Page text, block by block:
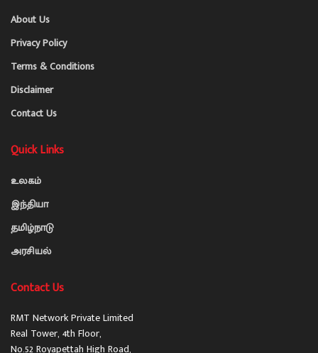
About Us
Privacy Policy
Terms & Conditions
Disclaimer
Contact Us
Quick Links
உலகம்
இந்தியா
தமிழ்நாடு
அரசியல்
Contact Us
RMT Network Private Limited
Real Tower, 4th Floor,
No.52 Royapettah High Road,